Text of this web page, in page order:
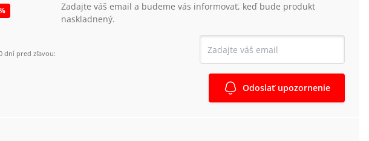
dní pred zľavou:
Zadajte váš email a budeme vás informovať, keď bude produkt
naskladnený.
Odoslať upozornenie